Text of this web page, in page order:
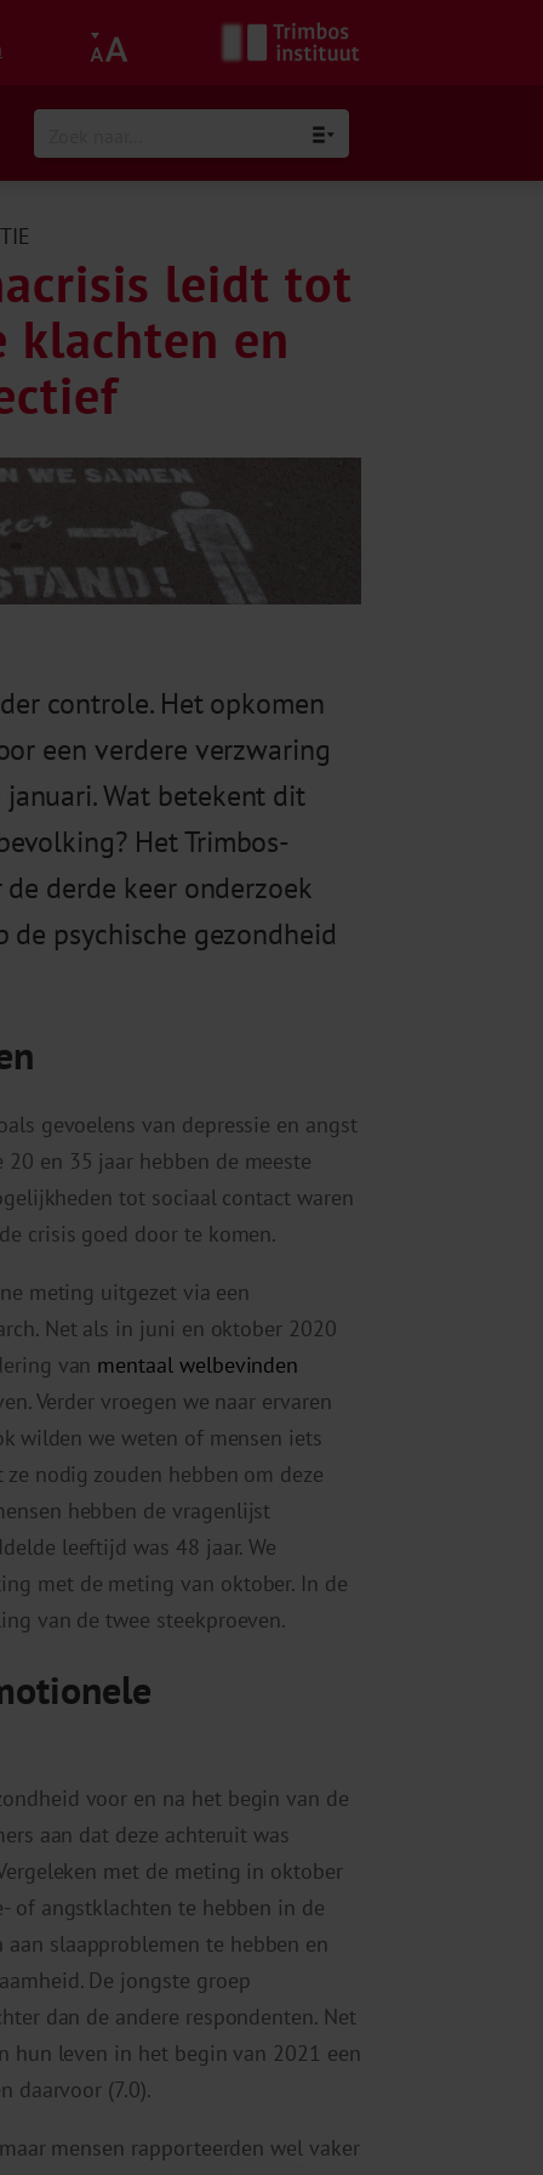
leidt tot
klachten en
controle. Het opkomen
een verdere verzwaring
Wat betekent dit
Het Trimbos-
derde keer onderzoek
de psychische gezondheid
gevoelens van depressie en angst
en 35 jaar hebben de meeste
tot sociaal contact waren
crisis goed door te komen.
meting uitgezet via een
Net als in juni en oktober 2020
van mentaal welbevinden
Verder vroegen we naar ervaren
wilden we weten of mensen iets
nodig zouden hebben om deze
hebben de vragenlijst
leeftijd was 48 jaar. We
met de meting van oktober. In de
van de twee steekproeven.
voor en na het begin van de
aan dat deze achteruit was
met de meting in oktober
of angstklachten te hebben in de
slaapproblemen te hebben en
De jongste groep
dan de andere respondenten. Net
hun leven in het begin van 2021 een
daarvoor (7.0).
mensen rapporteerden wel vaker